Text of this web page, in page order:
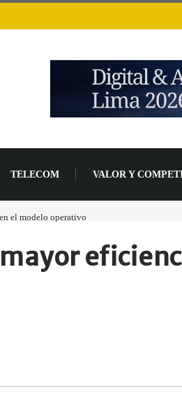
TELECOM VALOR Y
semiconductores aumentarán más de un 94